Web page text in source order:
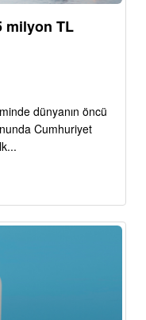
milyon TL
dünyanın öncü
Cumhuriyet